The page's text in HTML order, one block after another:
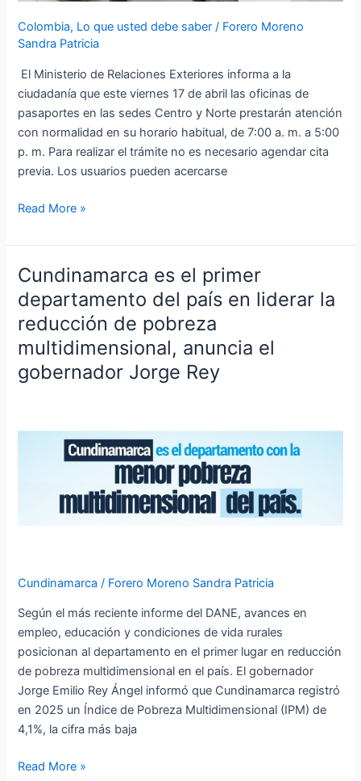
Colombia, Lo que usted debe saber / Forero Moreno
Sandra Patricia
El Ministerio de Relaciones Exteriores informa a la
ciudadanía que este viernes 17 de abril las oficinas de
pasaportes en las sedes Centro y Norte prestarán atención
con normalidad en su horario habitual, de 7:00 a. m. a 5:00
p. m. Para realizar el trámite no es necesario agendar cita
previa. Los usuarios pueden acercarse
de
este
mes
Read More »
Cundinamarca es el primer
departamento del país en liderar la
reducción de pobreza
multidimensional, anuncia el
gobernador Jorge Rey
Cundinamarca / Forero Moreno Sandra Patricia
Según el más reciente informe del DANE, avances en
empleo, educación y condiciones de vida rurales
posicionan al departamento en el primer lugar en reducción
de pobreza multidimensional en el país. El gobernador
Jorge Emilio Rey Ángel informó que Cundinamarca registró
en 2025 un Índice de Pobreza Multidimensional (IPM) de
4,1%, la cifra más baja
Cundinamarca
es
el
primer
departamento
del
liderar
reducción
gobernador
Rey
Read More »